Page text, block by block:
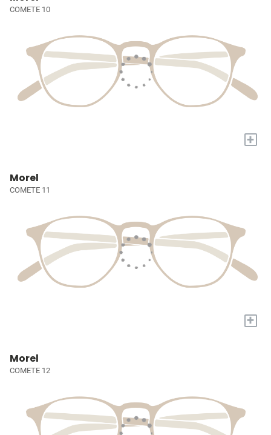
COMETE 10
+
Morel
COMETE 11
+
Morel
COMETE 12